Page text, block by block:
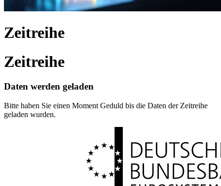
Zeitreihe
Zeitreihe
Daten werden geladen
Bitte haben Sie einen Moment Geduld bis die Daten der Zeitreihe
geladen wurden.